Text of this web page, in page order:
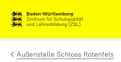
Zum Inhalt springen
Link zur Startseite
Außenstelle Schloss Rotenfels